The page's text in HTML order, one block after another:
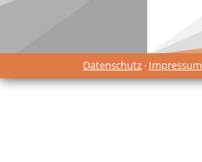
Datenschutz · Impressum